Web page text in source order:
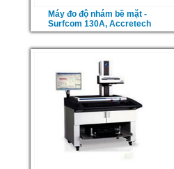
Máy đo độ nhám bề mặt -
Surfcom 130A, Accretech